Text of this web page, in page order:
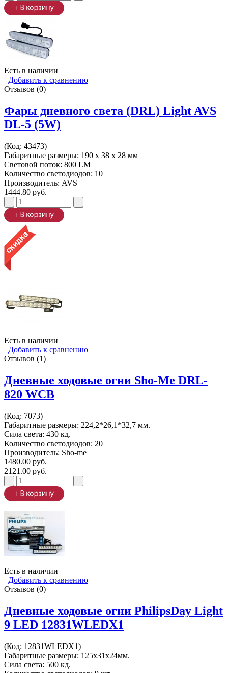
Есть в наличии
Добавить к сравнению
Отзывов (0)
Фары дневного света (DRL) Light AVS
DL-5 (5W)
(Код: 43473)
Габаритные размеры: 190 x 38 x 28 мм
Световой поток: 800 LM
Количество светодиодов: 10
Производитель: AVS
1444.80 руб.
Есть в наличии
Добавить к сравнению
Отзывов (1)
Дневные ходовые огни Sho-Me DRL-
820 WCB
(Код: 7073)
Габаритные размеры: 224,2*26,1*32,7 мм.
Сила света: 430 кд.
Количество светодиодов: 20
Производитель: Sho-me
1480.00 руб.
2121.00 руб.
Есть в наличии
Добавить к сравнению
Отзывов (0)
Дневные ходовые огни PhilipsDay Light
9 LED 12831WLEDX1
(Код: 12831WLEDX1)
Габаритные размеры: 125x31х24мм.
Сила света: 500 кд.